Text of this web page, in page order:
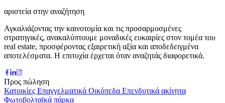
αριστεία στην αναζήτηση
Αγκαλιάζοντας την καινοτομία και τις προσαρμοσμένες
στρατηγικές, ανακαλύπτουμε μοναδικές ευκαιρίες στον τομέα του
real estate, προσφέροντας εξαιρετική αξία και αποδεδειγμένα
αποτελέσματα. Η επιτυχία έρχεται όταν αναζητάς διαφορετικά.
Προς πώληση
Κατοικίες Επαγγελματικά Οικόπεδα Επενδυτικά ακίνητα
Φωτοβολταϊκά πάρκα